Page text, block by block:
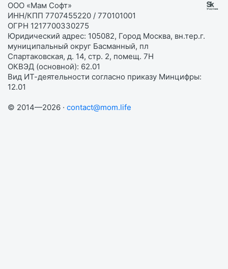
ООО «Мам Софт»
ИНН/КПП 7707455220 / 770101001
ОГРН 1217700330275
Юридический адрес: 105082, Город Москва, вн.тер.г.
муниципальный округ Басманный, пл
Спартаковская, д. 14, стр. 2, помещ. 7Н
ОКВЭД (основной): 62.01
Вид ИТ-деятельности согласно приказу Минцифры:
12.01
© 2014—2026 · contact@mom.life